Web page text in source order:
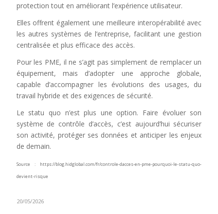
protection tout en améliorant l’expérience utilisateur.
Elles offrent également une meilleure interopérabilité avec
les autres systèmes de l’entreprise, facilitant une gestion
centralisée et plus efficace des accès.
Pour les PME, il ne s’agit pas simplement de remplacer un
équipement, mais d’adopter une approche globale,
capable d’accompagner les évolutions des usages, du
travail hybride et des exigences de sécurité.
Le statu quo n’est plus une option. Faire évoluer son
système de contrôle d’accès, c’est aujourd’hui sécuriser
son activité, protéger ses données et anticiper les enjeux
de demain.
Source : https://blog.hidglobal.com/fr/controle-dacces-en-pme-pourquoi-le-statu-quo-
devient-risque
20/05/2026